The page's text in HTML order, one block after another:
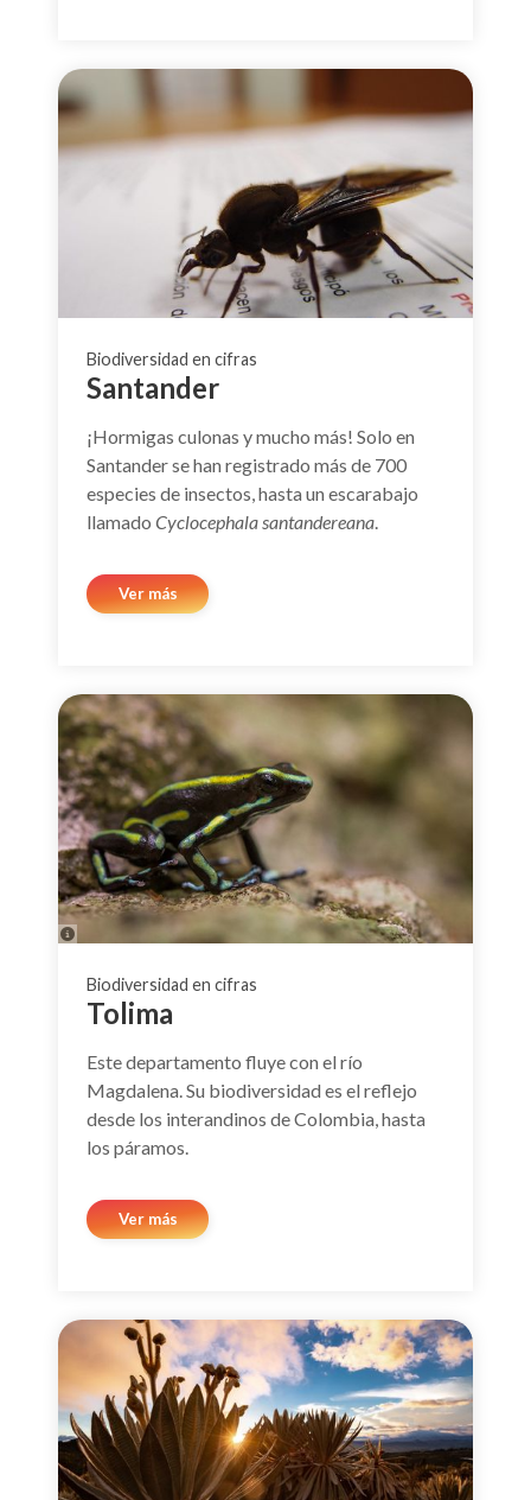
Biodiversidad en cifras
Santander
¡Hormigas culonas y mucho más! Solo en
Santander se han registrado más de 700
especies de insectos, hasta un escarabajo
llamado Cyclocephala santandereana
Ver más
Biodiversidad en cifras
Tolima
Este departamento fluye con el río
Magdalena. Su biodiversidad es el reflejo
desde los interandinos de Colombia, hasta
los páramos.
Ver más